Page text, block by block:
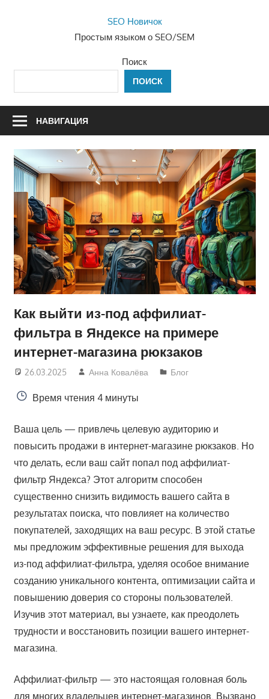
SEO Новичок
Простым языком о SEO/SEM
Поиск
ПОИСК
НАВИГАЦИЯ
Как выйти из-под аффилиат-
фильтра в Яндексе на примере
интернет-магазина рюкзаков
26.03.2025 Анна Ковалёва Блог
Время чтения 4 минуты
Ваша цель — привлечь целевую аудиторию и
повысить продажи в интернет-магазине рюкзаков. Но
что делать, если ваш сайт попал под аффилиат-
фильтр Яндекса? Этот алгоритм способен
существенно снизить видимость вашего сайта в
результатах поиска, что повлияет на количество
покупателей, заходящих на ваш ресурс. В этой статье
мы предложим эффективные решения для выхода
из-под аффилиат-фильтра, уделяя особое внимание
созданию уникального контента, оптимизации сайта и
повышению доверия со стороны пользователей.
Изучив этот материал, вы узнаете, как преодолеть
трудности и восстановить позиции вашего интернет-
магазина.
Аффилиат-фильтр — это настоящая головная боль
для многих владельцев интернет-магазинов. Вызвано